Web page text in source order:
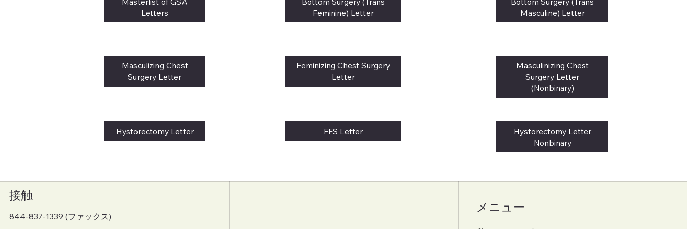
Letters
Masculizing Chest
Surgery Letter
Hystorectomy Letter
Feminine) Letter
Feminizing Chest Surgery
Letter
FFS Letter
Masculine) Letter
Masculinizing Chest
Surgery Letter
(Nonbinary)
Hystorectomy Letter
Nonbinary
接触
844-837-1339 (ファックス)
メニュー